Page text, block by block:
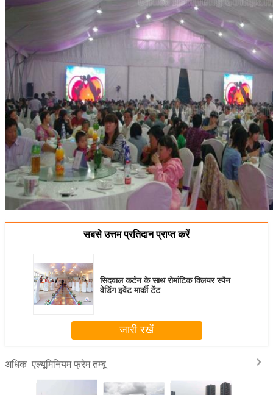
सबसे उत्तम प्रतिदान प्राप्त करें
सिदवाल कर्टन के साथ रोमांटिक क्लियर स्पैन
वेडिंग इवेंट मार्की टेंट
जारी रखें
अधिक एल्यूमिनियम फ्रेम तम्बू